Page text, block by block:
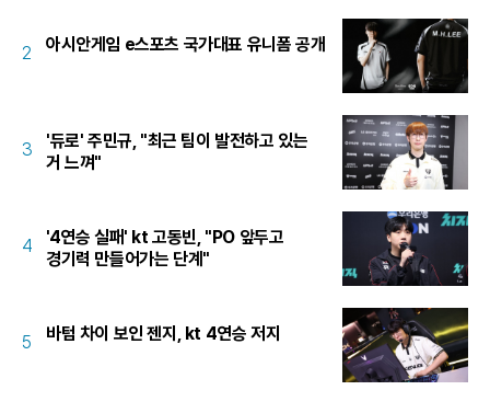
2 아시안게임 e스포츠 국가대표 유니폼 공개
3
'듀로' 주민규, "최근 팀이 발전하고 있는
거 느껴"
4
'4연승 실패' kt 고동빈, "PO 앞두고
경기력 만들어가는 단계"
5 바텀 차이 보인 젠지, kt 4연승 저지